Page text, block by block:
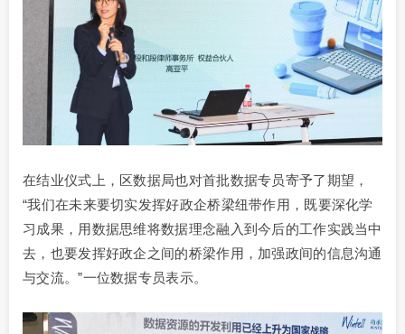
在结业仪式上，区数据局也对首批数据专员寄予了期望，
“我们在未来要切实发挥好政企桥梁纽带作用，既要深化学
习成果，用数据思维将数据理念融入到今后的工作实践当中
去，也要发挥好政企之间的桥梁作用，加强政间的信息沟通
与交流。”一位数据专员表示。